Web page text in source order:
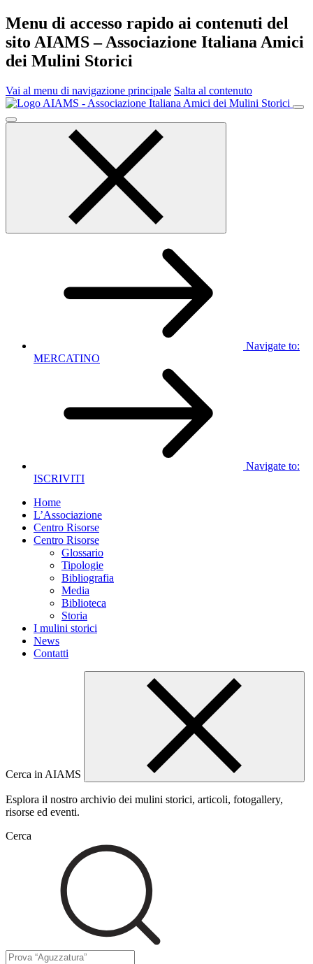
Menu di accesso rapido ai contenuti del
sito AIAMS – Associazione Italiana Amici
dei Mulini Storici
Vai al menu di navigazione principale Salta al contenuto
Menu
principale
Navigate to:
MERCATINO
Navigate to:
ISCRIVITI
Home
L’Associazione
Centro Risorse
Centro Risorse
Glossario
Tipologie
Bibliografia
Media
Biblioteca
Storia
I mulini storici
News
Contatti
Cerca in AIAMS
Esplora il nostro archivio dei mulini storici, articoli, fotogallery,
risorse ed eventi.
Cerca